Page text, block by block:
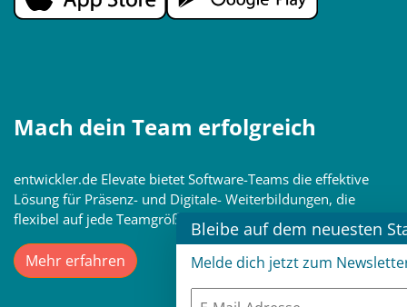
Mach dein Team erfolgreich
entwickler.de Elevate bietet Software-Teams die effektive
Lösung für Präsenz- und Digitale- Weiterbildungen, die
flexibel auf jede Teamgröße erweiterbar ist
Mehr erfahren
Bleibe auf dem neuesten
Melde dich jetzt zum